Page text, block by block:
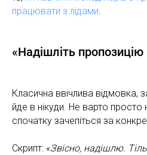
працювати з лідами.
«Надішліть
Класична ввічлива відмовка,
йде в нікуди. Не варто просто
спочатку зачепіться за
Скрипт: «Звісно, надішлю.